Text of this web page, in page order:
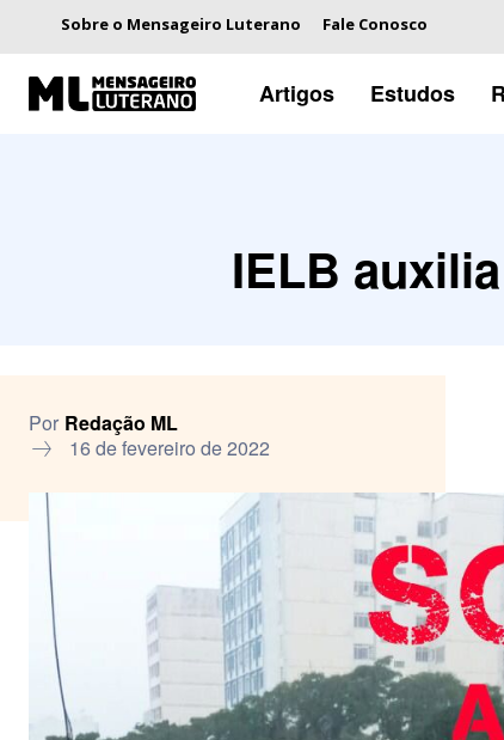
Sobre o Mensageiro Luterano Fale Conosco
Artigos Estudos
IELB
Por Redação ML
16 de fevereiro de 2022